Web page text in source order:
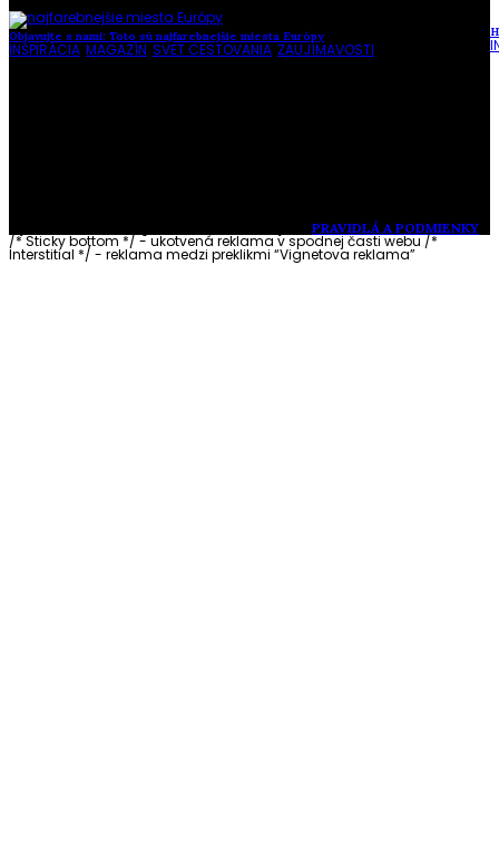
Objavujte s nami: Toto sú najfarebnejšie miesta Európy
INŠPIRÁCIA MAGAZÍN SVET CESTOVANIA ZAUJÍMAVOSTI
PRAVIDLÁ A PODMIENKY
/* Sticky bottom */ - ukotvená reklama v spodnej časti webu/*
Interstitial */ - reklama medzi preklikmi “Vignetova reklama”